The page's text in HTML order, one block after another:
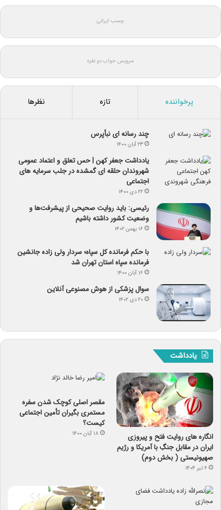
چسب ایرانی
سرویس خواب دو نفره
پرخواننده تازه نظرها
چند رسانه ای نبأپرس
۲۳ آبان ۱۴۰۰
یادداشت جعفر کهن | حس تعلق و اعتماد عمومی
شهروندان حلقه ای گمشده در جلب سرمایه های
اجتماعی
۲۲ دی ۱۴۰۰
رئیسی: باید روایت صحیحی از پیشرفت‌ها و
وضعیت کشور داشته باشیم
۱۶ بهمن ۱۴۰۲
با حکم فرمانده کل سپاه؛ سردار ولی زاده جانشین
فرمانده سپاه استان تهران شد
۱۶ آبان ۱۴۰۰
سوال پزشکی از هوش مصنوعی آنلاین
۲۰ دی ۱۴۰۲
یادداشت
انگاره های روایت فتح و پیروزی
ایران در مقابل جنگِ با آمریکا و رژیم
صهیونیستی ( بخش دوم)
۶ تیر ۱۴۰۴
مقصر اصلی کوچک شدن سفره
مستمری بگیران تأمین اجتماعی
کیست؟
۱۸ آبان ۱۴۰۰